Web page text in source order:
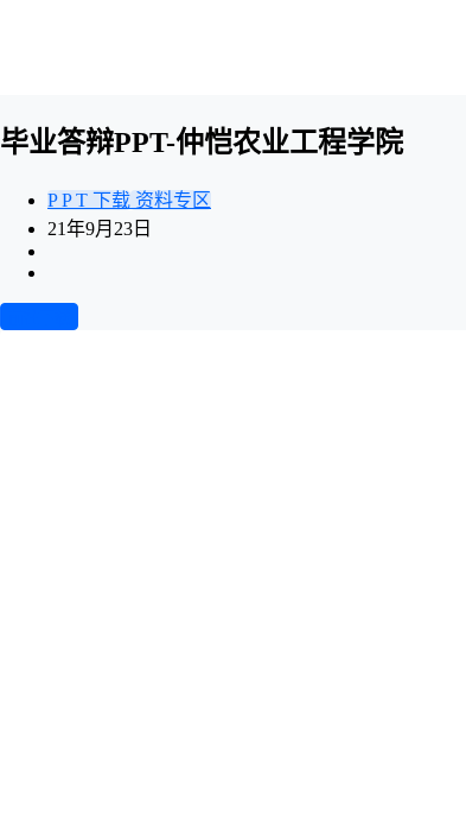
毕业答辩PPT-仲恺农业工程学院
P P T 下载 资料专区
21年9月23日